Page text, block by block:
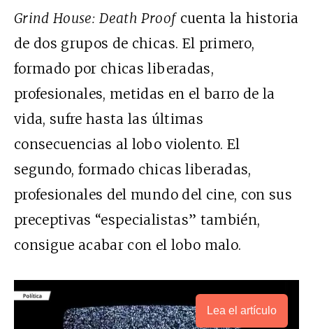
Grind House: Death Proofcuenta la historia
de dos grupos de chicas. El primero,
formado por chicas liberadas,
profesionales, metidas en el barro de la
vida, sufre hasta las últimas
consecuencias al lobo violento. El
segundo, formado chicas liberadas,
profesionales del mundo del cine, con sus
preceptivas “especialistas” también,
consigue acabar con el lobo malo.
Lea el artículo